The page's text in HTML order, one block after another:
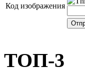
Код изображения
ТОП-3